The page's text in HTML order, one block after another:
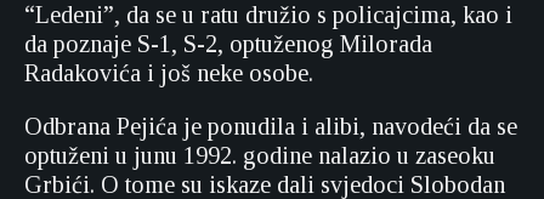
“Ledeni”, da se u ratu družio s policajcima, kao i
da poznaje S-1, S-2, optuženog Milorada
Radakovića i još neke osobe.
Odbrana Pejića je ponudila i alibi, navodeći da se
optuženi u junu 1992. godine nalazio u zaseoku
Grbići. O tome su iskaze dali svjedoci Slobodan